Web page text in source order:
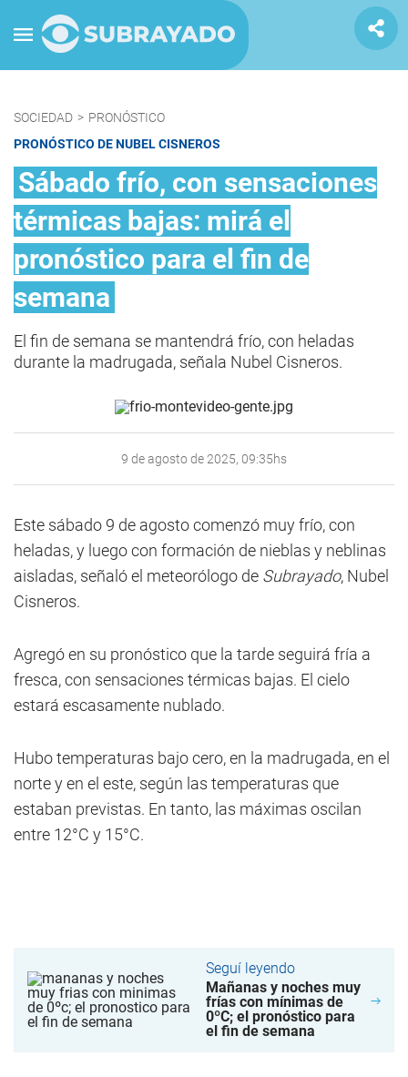
SOCIEDAD > PRONÓSTICO
PRONÓSTICO DE NUBEL CISNEROS
Sábado frío, con sensaciones
térmicas bajas: mirá el
pronóstico para el fin de
semana
El fin de semana se mantendrá frío, con heladas
durante la madrugada, señala Nubel Cisneros.
9 de agosto de 2025, 09:35hs
Este sábado 9 de agosto comenzó muy frío, con
heladas, y luego con formación de nieblas y neblinas
aisladas, señaló el meteorólogo de Subrayado, Nubel
Cisneros.
Agregó en su pronóstico que la tarde seguirá fría a
fresca, con sensaciones térmicas bajas. El cielo
estará escasamente nublado.
Hubo temperaturas bajo cero, en la madrugada, en el
norte y en el este, según las temperaturas que
estaban previstas. En tanto, las máximas oscilan
entre 12°C y 15°C.
Seguí leyendo
Mañanas y noches muy
frías con mínimas de
0ºC; el pronóstico para
el fin de semana